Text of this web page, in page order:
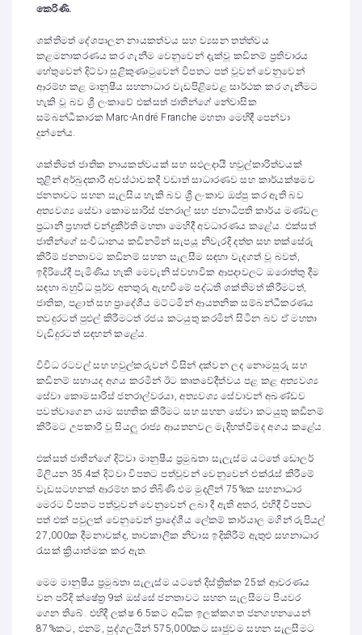
කෙරිණි.
ශක්තිමත් දේශපාලන නායකත්වය සහ ව්‍යසන තත්ත්වය
කළමනාකරණය කර ගැනීම වෙනුවෙන් දැක්වූ කඩිනම් ප්‍රතිචාරය
හේතුවෙන් දිට්වා සුළිකුණාටුවෙන් විපතට පත් වූවන් වෙනුවෙන්
ආරම්භ කළ මානුෂීය සහනාධාර වැඩපිළිවෙළ සාර්ථක කර ගැනීමට
හැකි වූ බව ශ්‍රී ලංකාවේ එක්සත් ජාතීන්ගේ නේවාසික
සම්බන්ධීකාරක Marc-André Franche මහතා මෙහිදී පෙන්වා
දුන්නේය.
ශක්තිමත් ජාතික නායකත්වයක් සහ සඵලදායී හවුල්කාරිත්වයක්
තුළින් අර්බුදකාරී අවස්ථාවකදී වඩාත් සාධාරණව සහ කාර්යක්ෂමව
ජනතාවට සහන සැලසිය හැකි බව ශ්‍රී ලංකාව ඔප්පු කර ඇති බව
අත්‍යවශ්‍ය සේවා කොමසාරිස් ජනරාල් සහ ජනාධිපති කාර්ය මණ්ඩල
ප්‍රධානී ප්‍රභාත් චන්ද්‍රකීර්ති මහතා මෙහිදී අවධාරණය කළේය. එක්සත්
ජාතීන්ගේ සංවිධානය කඩිනමින් සැපයූ නිවැරදි දත්ත සහ තක්සේරු
කිරීම් ජනතාවට කඩිනම් සහන සැලසීම සඳහා වැදගත් වූ බවත්,
ඉදිරියේදී පැමිණිය හැකි මෙවැනි ස්වභාවික ආපදාවලට ඔරොත්තු දීම
සඳහා බහුවිධ පූර්ව අනතුරු ඇඟවීමේ පද්ධති ශක්තිමත් කිරීමටත්,
ජාතික, පළාත් සහ ප්‍රාදේශීය මට්ටමින් ආයතනික සම්බන්ධීකරණය
තවදුරටත් පුළුල් කිරීමටත් රජය කටයුතු කරමින් සිටින බව ඒ මහතා
වැඩිදුරටත් සඳහන් කළේය.
විවිධ රටවල් සහ හවුල්කරුවන් විසින් දක්වන ලද නොමසුරු සහ
කඩිනම් සහායද අගය කරමින් ඊට කෘතවේදීත්වය පළ කළ අත්‍යවශ්‍ය
සේවා කොමසාරිස් ජනරාල්වරයා, අත්‍යවශ්‍ය සේවාවන් අඛණ්ඩව
පවත්වාගෙන යාම සහතික කිරීමට සහ සහන සේවා කටයුතු කඩිනම්
කිරීමට උපකාරී වූ සියලු රාජ්‍ය ආයතනවල මැදිහත්වීමද අගය කළේය.
එක්සත් ජාතීන්ගේ දිට්වා මානුෂීය ප්‍රමුඛතා සැලැස්ම යටතේ ඩොලර්
මිලියන 35.4ක් දිට්වා විපතට පත්වූවන් වෙනුවෙන් එක්රැස් කිරීමේ
වැඩසටහනක් ආරම්භ කර තිබිණි.එම මුදලින් 75%ක ‍සහනාධාර
මෙරට විපතට පත්වූවන් වෙනුවෙන් ලබා දී ඇති අතර, එහිදී විපතට
පත් එක් පවුලක් වෙනුවෙන් ප්‍රාදේශීය ලේකම් කාර්යාල මගින් රුපියල්
27,000ක දීමනාවක්ද, තාවකාලික නිවාස ඉදිකිරීම් ඇතුළු සහනාධාර
රැසක් ක්‍රියාත්මක කර ඇත.
මෙම මානුෂීය ප්‍රමුඛතා සැලැස්ම යටතේ දිස්ත්‍රික්ක 25ක් ආවරණය
වන පරිදි ක්ෂේත්‍ර 9ක් ඔස්සේ ජනතාවට සහන සැලසීමට පියවර
ගෙන තිබේ. එහිදී ලක්ෂ 6.5කට අධික ඉලක්කගත ජනගහනයෙන්
87%කට, එනම්, පුද්ගලයින් 575,000කට සෘජුවම සහන සැලසීමට